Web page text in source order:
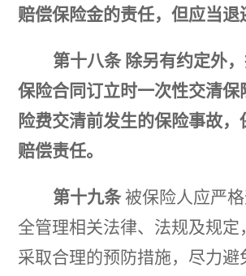
赔偿保险金的责任，但应当退
第十八条 除另有约定外
保险合同订立时一次性交清保
险费交清前发生的保险事故，
赔偿责任。
第十九条 被保险人应严
全管理相关法律、法规及规定
采取合理的预防措施，尽力避